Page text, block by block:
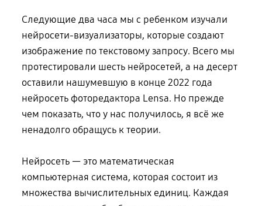
Следующие два часа мы с ребенком изучали
нейросети-визуализаторы, которые создают
изображение по текстовому запросу. Всего мы
протестировали шесть нейросетей, а на десерт
оставили нашумевшую в конце 2022 года
нейросеть фоторедактора Lensa. Но прежде
чем показать, что у нас получилось, я всё же
ненадолго обращусь к теории.
Нейросеть — это математическая
компьютерная система, которая состоит из
множества вычислительных единиц. Каждая